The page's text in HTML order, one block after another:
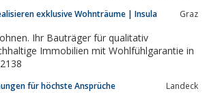
exklusive Wohnträume | Insula
Graz
Ihr Bauträger für qualitativ
Immobilien mit Wohlfühlgarantie in
für höchste Ansprüche Landeck